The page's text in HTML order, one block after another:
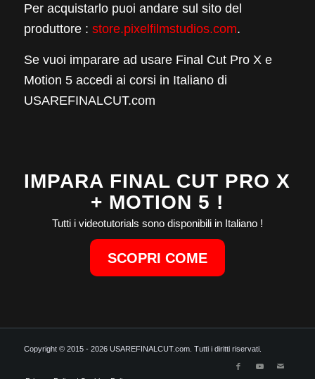
Per acquistarlo puoi andare sul sito del
produttore : store.pixelfilmstudios.com.
Se vuoi imparare ad usare Final Cut Pro X e
Motion 5 accedi ai corsi in Italiano di
USAREFINALCUT.com
IMPARA FINAL CUT PRO X
+ MOTION 5 !
Tutti i videotutorials sono disponibili in Italiano !
SCOPRI COME
Copyright © 2015 - 2026 USAREFINALCUT.com. Tutti i diritti riservati.